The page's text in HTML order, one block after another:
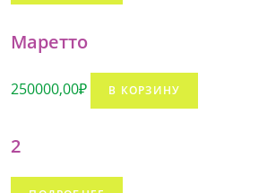
Маретто
250000,00₽ В КОРЗИНУ
2